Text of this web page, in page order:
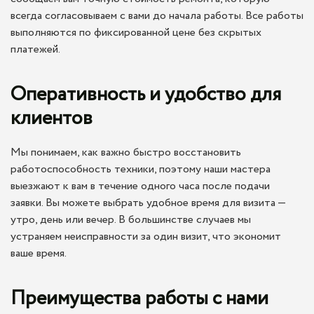
всегда согласовываем с вами до начала работы. Все работы
выполняются по фиксированной цене без скрытых
платежей.
Оперативность и удобство для
клиентов
Мы понимаем, как важно быстро восстановить
работоспособность техники, поэтому наши мастера
выезжают к вам в течение одного часа после подачи
заявки. Вы можете выбрать удобное время для визита —
утро, день или вечер. В большинстве случаев мы
устраняем неисправности за один визит, что экономит
ваше время.
Преимущества работы с нами